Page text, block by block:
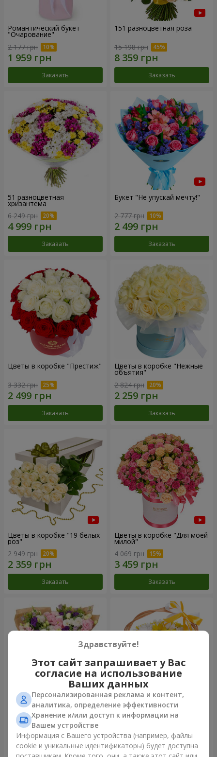
Романтический букет
"Очарование"
2 177 грн
Заказать
151 разноцветная роза
15 198 грн
Заказать
51 разноцветная
хризантема
6 249 грн
Заказать
Букет "Не упускай мечту!"
2 777 грн
Заказать
Цветы в коробке "Престиж"
3 332 грн
Заказать
Цветы в коробке "Нежные
объятия"
2 824 грн
Заказать
Цветы в коробке "19 белых
роз"
2 949 грн
Заказать
Цветы в коробке "Для моей
милой"
4 069 грн
Заказать
15 разноцветных эустом
3 145 грн
Заказать
Корзина "Солнышко"
Заказать
Здравствуйте!
Этот сайт запрашивает у Вас
согласие на использование
Ваших данных
Персонализированная реклама и контент,
аналитика, определение эффективности
Хранение и/или доступ к информации на
Вашем устройстве
Информация с Вашего устройства (например, файлы
cookie и уникальные идентификаторы) будет доступна